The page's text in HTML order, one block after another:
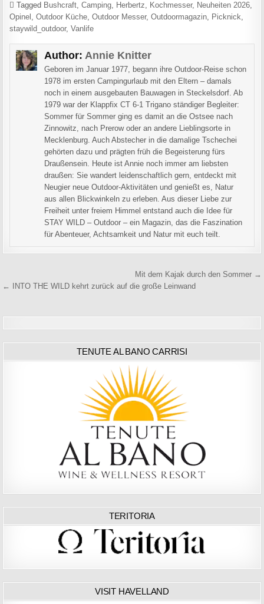
Tagged Bushcraft,Camping, Herbertz, Kochmesser, Neuheiten 2026,
Opinel ,Outdoor Küche,Outdoor Messer,Outdoormagazin, Picknick,
staywild_outdoor,Vanlife
Author: Annie Knitter
Geboren im Januar 1977, begann ihre Outdoor-Reise schon
1978 im ersten Campingurlaub mit den Eltern – damals
noch in einem ausgebauten Bauwagen in Steckelsdorf. Ab
1979 war der Klappfix CT 6-1 Trigano ständiger Begleiter:
Sommer für Sommer ging es damit an die Ostsee nach
Zinnowitz, nach Prerow oder an andere Lieblingsorte in
Mecklenburg. Auch Abstecher in die damalige Tschechei
gehörten dazu und prägten früh die Begeisterung fürs
Draußensein. Heute ist Annie noch immer am liebsten
draußen: Sie wandert leidenschaftlich gern, entdeckt mit
Neugier neue Outdoor-Aktivitäten und genießt es, Natur
aus allen Blickwinkeln zu erleben. Aus dieser Liebe zur
Freiheit unter freiem Himmel entstand auch die Idee für
STAY WILD – Outdoor – ein Magazin, das die Faszination
für Abenteuer, Achtsamkeit und Natur mit euch teilt.
BeitragsnavigationMit dem Kajak durch den Sommer →
← INTO THE WILD kehrt zurück auf die große Leinwand
TENUTE AL BANO CARRISI
TERITORIA
VISIT HAVELLAND